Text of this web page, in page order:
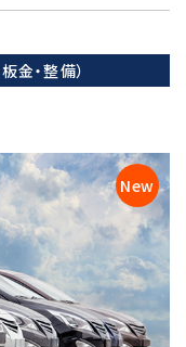
金・整備）